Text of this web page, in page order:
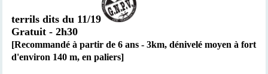
terrils dits du 11/19
Gratuit - 2h30
[Recommandé à partir de 6 ans - 3km, dénivelé moyen à fort
d'environ 140 m, en paliers]